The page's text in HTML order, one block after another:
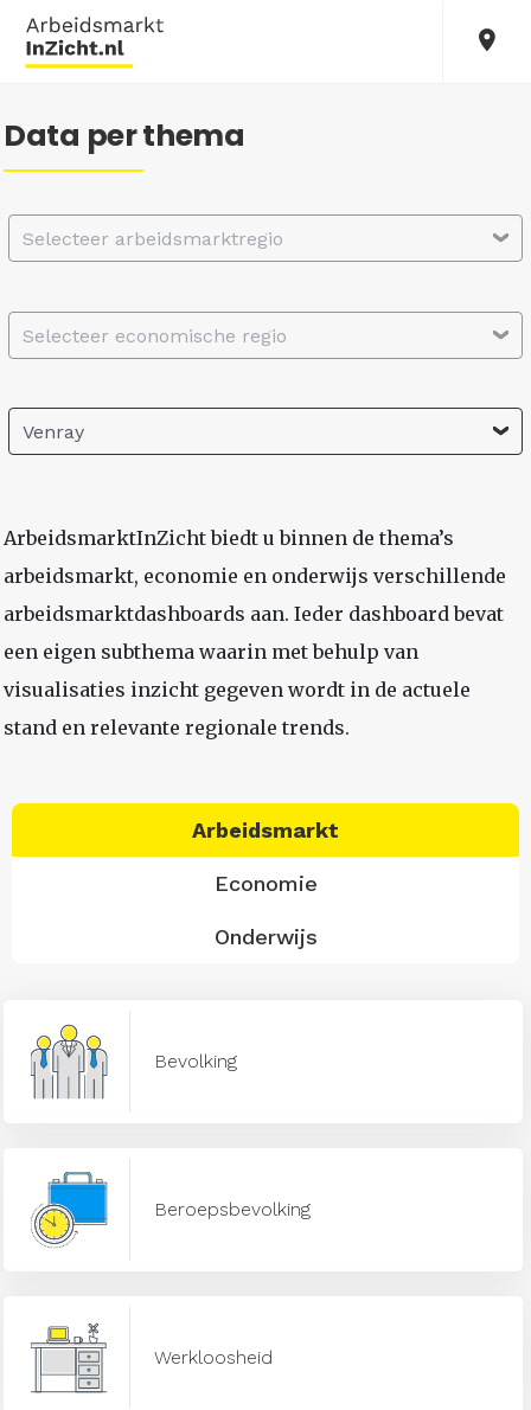
Data per thema
Selecteer arbeidsmarktregio
Selecteer economische regio
Venray
ArbeidsmarktInZicht biedt u binnen de thema’s
arbeidsmarkt, economie en onderwijs verschillende
arbeidsmarktdashboards aan. Ieder dashboard bevat
een eigen subthema waarin met behulp van
visualisaties inzicht gegeven wordt in de actuele
stand en relevante regionale trends.
Arbeidsmarkt
Economie
Onderwijs
Bevolking
Beroepsbevolking
Werkloosheid